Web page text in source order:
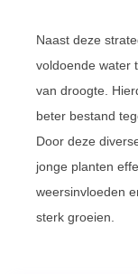
Naast deze
voldoende water
van droogte.
beter bestand
Door deze
jonge planten
weersinvloeden
sterk groeien.